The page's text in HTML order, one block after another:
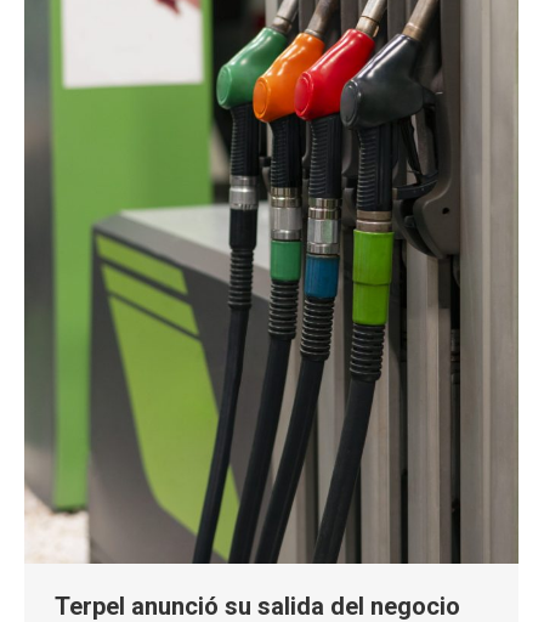
Terpel anunció su salida del negocio